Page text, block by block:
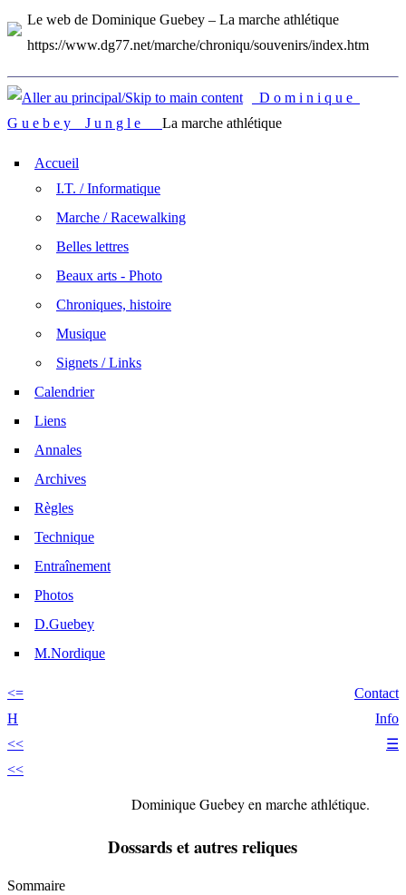
Le web de Dominique Guebey – La marche athlétique
https://www.dg77.net/marche/chroniqu/souvenirs/index.htm
D o m i n i q u e
G u e b e y J u n g l e La marche athlétique
Accueil
I.T. / Informatique
Marche / Racewalking
Belles lettres
Beaux arts - Photo
Chroniques, histoire
Musique
Signets / Links
Calendrier
Liens
Annales
Archives
Règles
Technique
Entraînement
Photos
D.Guebey
M.Nordique
<=
H
<<
<<
Contact
Info
☰
Dominique Guebeyen marche athlétique.
Dossards et autres reliques
Sommaire